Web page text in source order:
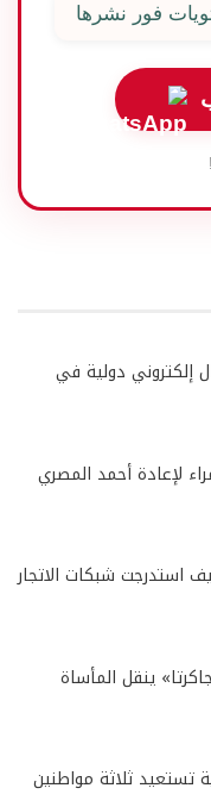
فور نشرها
إلكتروني دولية في
لإعادة أحمد المصري
استدرجت شبكات الاتجار
ينقل المأساة
تستعيد ثلاثة مواطنين